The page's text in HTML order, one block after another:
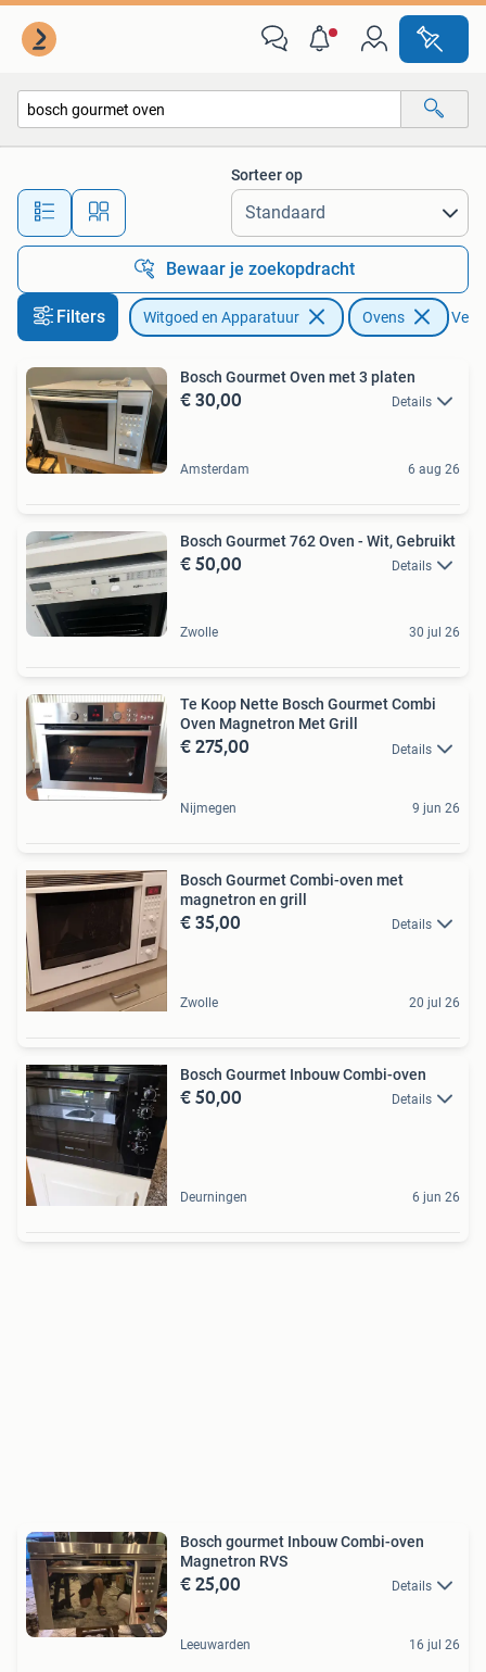
Alle afstanden…
Sorteer op
Bewaar je zoekopdracht
Filters Witgoed en Apparatuur Ovens
Bosch Gourmet Oven met 3 platen
€ 30,00 Details
Amsterdam 6 aug 26
Bosch Gourmet 762 Oven - Wit, Gebruikt
€ 50,00 Details
Zwolle 30 jul 26
Te Koop Nette Bosch Gourmet Combi
Oven Magnetron Met Grill
€ 275,00 Details
Nijmegen 9 jun 26
Bosch Gourmet Combi-oven met
magnetron en grill
€ 35,00 Details
Zwolle 20 jul 26
Bosch Gourmet Inbouw Combi-oven
€ 50,00 Details
Deurningen 6 jun 26
Bosch gourmet Inbouw Combi-oven
Magnetron RVS
€ 25,00 Details
Leeuwarden 16 jul 26